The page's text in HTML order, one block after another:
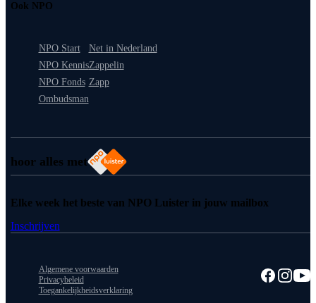
hoor alles met
Ook NPO
NPO Start
NPO Kennis
NPO Fonds
Ombudsman
Net in Nederland
Zappelin
Zapp
Elke week het beste van NPO Luister in jouw mailbox
Inschrijven
Algemene voorwaarden
Privacybeleid
Toegankelijkheidsverklaring